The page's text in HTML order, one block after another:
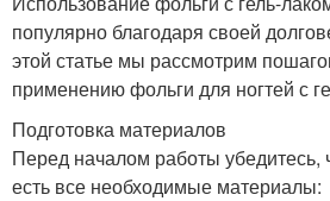
популярно благодаря своей
этой статье мы рассмотрим
применению фольги для ногтей с
Подготовка материалов
Перед началом работы убедитесь,
есть все необходимые материалы: